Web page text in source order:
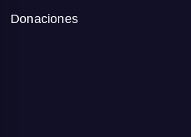
Donaciones